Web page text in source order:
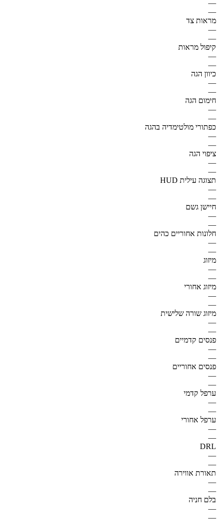
—
—
מראות צד
—
—
קיפול מראות
—
—
כיוון הגה
—
—
חימום הגה
—
—
כפתורי מולטימדיה בהגה
—
—
ציפוי הגה
—
—
תצוגה עילית HUD
—
—
חיישן גשם
—
—
חלונות אחוריים כהים
—
—
מיזוג
—
—
מיזוג אחורי
—
—
מיזוג שורה שלישית
—
—
פנסים קדמיים
—
—
פנסים אחוריים
—
—
ערפל קדמי
—
—
ערפל אחורי
—
—
DRL
—
—
תאורת אווירה
—
—
בלם חניה
—
—